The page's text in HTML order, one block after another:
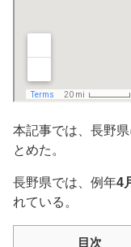
本記事では、長野
とめた。
長野県では、例年4
れている。
目次